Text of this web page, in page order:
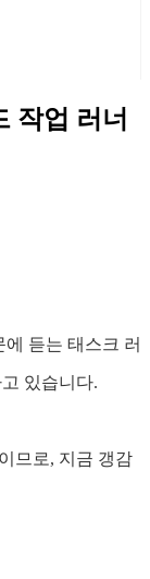
작업 러너
듣는 태스크 러
있습니다.
므로, 지금 갱감